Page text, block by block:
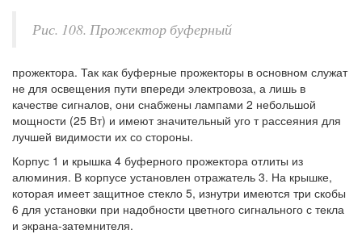
Рис. 108. Прожектор буферный
прожектора. Так как буферные прожекторы в основном служат
не для освещения пути впереди электровоза, а лишь в
качестве сигналов, они снабжены лампами 2 небольшой
мощности (25 Вт) и имеют значительный уго т рассеяния для
лучшей видимости их со стороны.
Корпус 1 и крышка 4 буферного прожектора отлиты из
алюминия. В корпусе установлен отражатель 3. На крышке,
которая имеет защитное стекло 5, изнутри имеются три скобы
6 для установки при надобности цветного сигнального с текла
и экрана-затемнителя.